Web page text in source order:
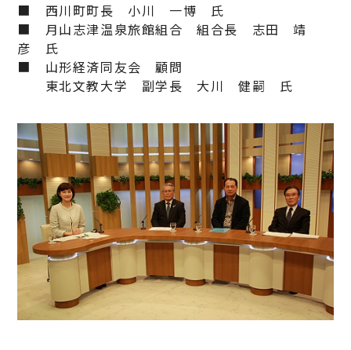
■ 西川町町長 小川 一博 氏
■ 月山志津温泉旅館組合 組合長 志田 靖
彦 氏
■ 山形経済同友会 顧問
東北文教大学 副学長 大川 健嗣 氏